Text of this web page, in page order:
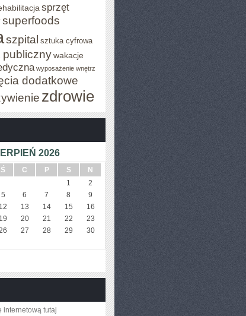
sprzęt
superfoods
szpital sztuka cyfrowa
publicznywakacje
wyposażenie wnętrz
dodatkowe
zdrowie
2026
Ś C P S
N
1
2
5 6 7 8
9
12 13 14 15
16
19 20 21 22
23
27 28 29
30
internetową tutaj